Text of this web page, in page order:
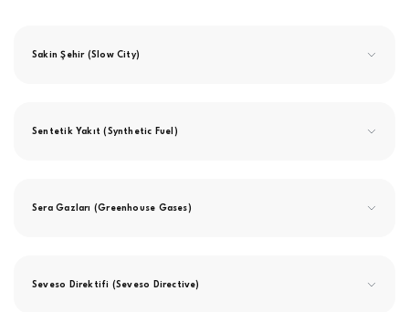
Sakin Şehir (Slow City)
Sentetik Yakıt (Synthetic Fuel)
Sera Gazları (Greenhouse Gases)
Seveso Direktifi (Seveso Directive)